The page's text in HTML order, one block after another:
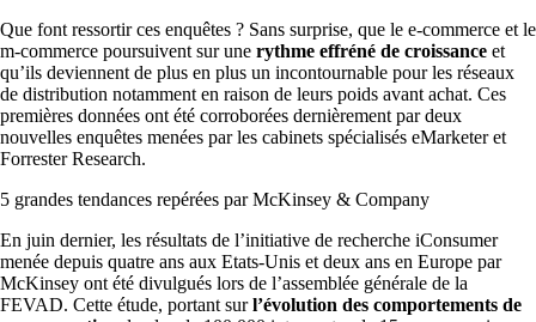
Que font ressortir ces enquêtes ? Sans surprise, que le e-commerce et le
m-commerce poursuivent sur une rythme effréné de croissance et
qu’ils deviennent de plus en plus un incontournable pour les réseaux
de distribution notamment en raison de leurs poids avant achat. Ces
premières données ont été corroborées dernièrement par deux
nouvelles enquêtes menées par les cabinets spécialisés eMarketer et
Forrester Research.
5 grandes tendances repérées par McKinsey & Company
En juin dernier, les résultats de l’initiative de recherche iConsumer
menée depuis quatre ans aux Etats-Unis et deux ans en Europe par
McKinsey ont été divulgués lors de l’assemblée générale de la
FEVAD. Cette étude, portant surl’évolution des comportements de